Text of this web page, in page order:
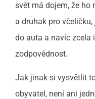
svět má dojem, že ho
a druhak pro
do auta a navíc zcela
zodpovědnost.
Jak jinak si vysvětlit
obyvatel, není ani